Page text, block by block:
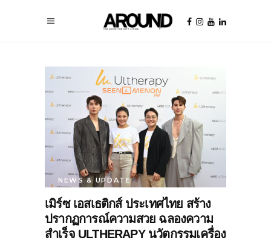
NEWS & UPDATE
เมิร์ซ เอสเธติกส์ ประเทศไทย สร้าง
ปรากฏการณ์ความสวย ฉลองความ
สำเร็จ ULTHERAPY นวัตกรรมเครื่อง